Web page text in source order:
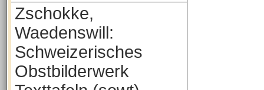
Zschokke,
Waedenswill:
Schweizerisches
Obstbilderwerk